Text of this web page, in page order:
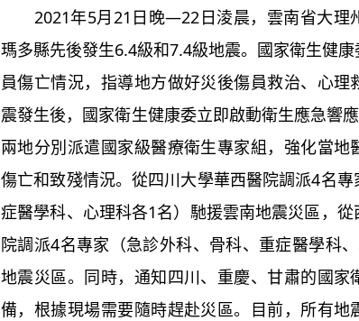
2021年5月21日晚—22日淩晨，雲南省大理
瑪多縣先後發生6.4級和7.4級地震。國家衛生健
員傷亡情況，指導地方做好災後傷員救治、心理
震發生後，國家衛生健康委立即啟動衛生應急響
兩地分別派遣國家級醫療衛生專家組，強化當地
傷亡和致殘情況。從四川大學華西醫院調派4名
症醫學科、心理科各1名）馳援雲南地震災區，
院調派4名專家（急診外科、骨科、重症醫學科
地震災區。同時，通知四川、重慶、甘肅的國家
備，根據現場需要隨時趕赴災區。目前，所有地